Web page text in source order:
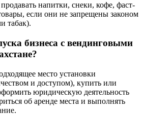
напитки, снеки, кофе, фаст-
если они не запрещены законом
табак).
бизнеса с вендинговыми
место установки
и доступом), купить или
юридическую деятельность
об аренде места и выполнять